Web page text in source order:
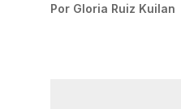
Por Gloria Ruiz Kuilan